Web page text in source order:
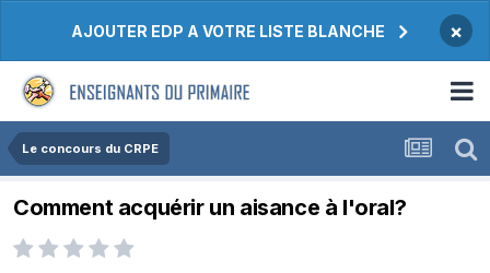
AJOUTER EDP A VOTRE LISTE BLANCHE ×
Le concours du CRPE
Comment acquérir un aisance à l'oral?